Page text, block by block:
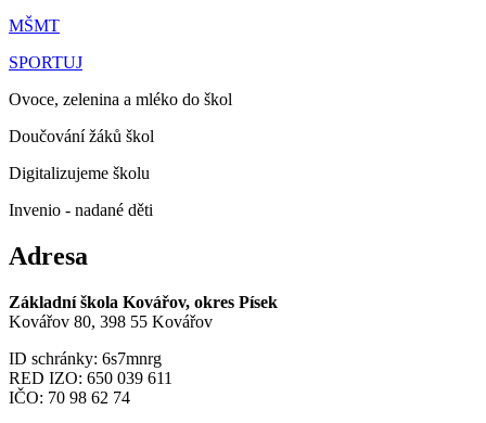
MŠMT
SPORTUJ
Ovoce, zelenina a mléko do škol
Doučování žáků škol
Digitalizujeme školu
Invenio - nadané děti
Adresa
Základní škola Kovářov, okres Písek
Kovářov 80, 398 55 Kovářov
ID schránky: 6s7mnrg
RED IZO: 650 039 611
IČO: 70 98 62 74